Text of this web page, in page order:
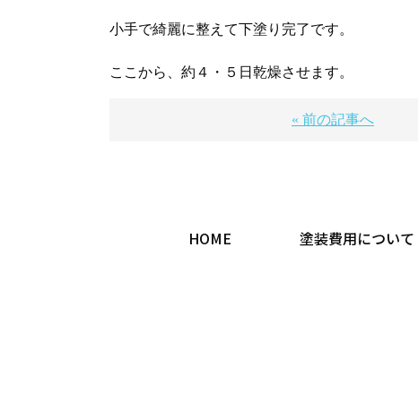
小手で綺麗に整えて下塗り完了です。
ここから、約４・５日乾燥させます。
« 前の記事へ
HOME 塗装費用について